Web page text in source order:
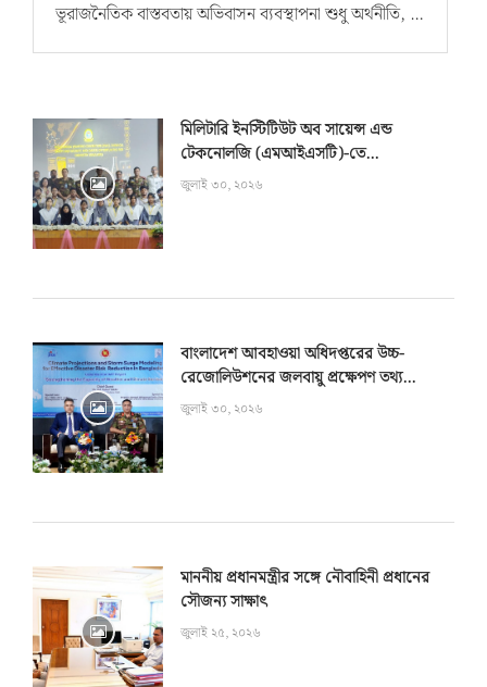
ভূরাজনৈতিক বাস্তবতায় অভিবাসন ব্যবস্থাপনা শুধু অর্থনীতি, …
মিলিটারি ইনস্টিটিউট অব সায়েন্স এন্ড
টেকনোলজি (এমআইএসটি)-তে...
জুলাই ৩০, ২০২৬
বাংলাদেশ আবহাওয়া অধিদপ্তরের উচ্চ-
রেজোলিউশনের জলবায়ু প্রক্ষেপণ তথ্য...
জুলাই ৩০, ২০২৬
মাননীয় প্রধানমন্ত্রীর সঙ্গে নৌবাহিনী প্রধানের
সৌজন্য সাক্ষাৎ
জুলাই ২৫, ২০২৬